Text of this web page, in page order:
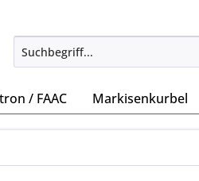
/ FAAC Markisenkurbel